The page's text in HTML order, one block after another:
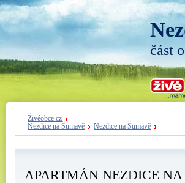
část
Živéobce.cz
Nezdice na Šumavě
Nezdice na Šumavě
APARTMÁN NEZDICE NA